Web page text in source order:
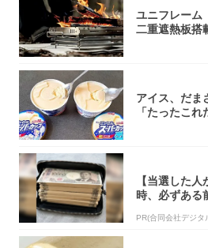
ユニフレーム
二重遮熱板搭
アイス、だま
「たったこ
【当選した
時、必ずある
PR(合同会社デジタ